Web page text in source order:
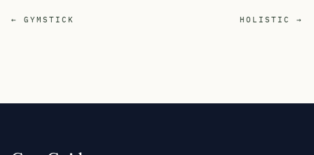
← GYMSTICK HOLISTIC →